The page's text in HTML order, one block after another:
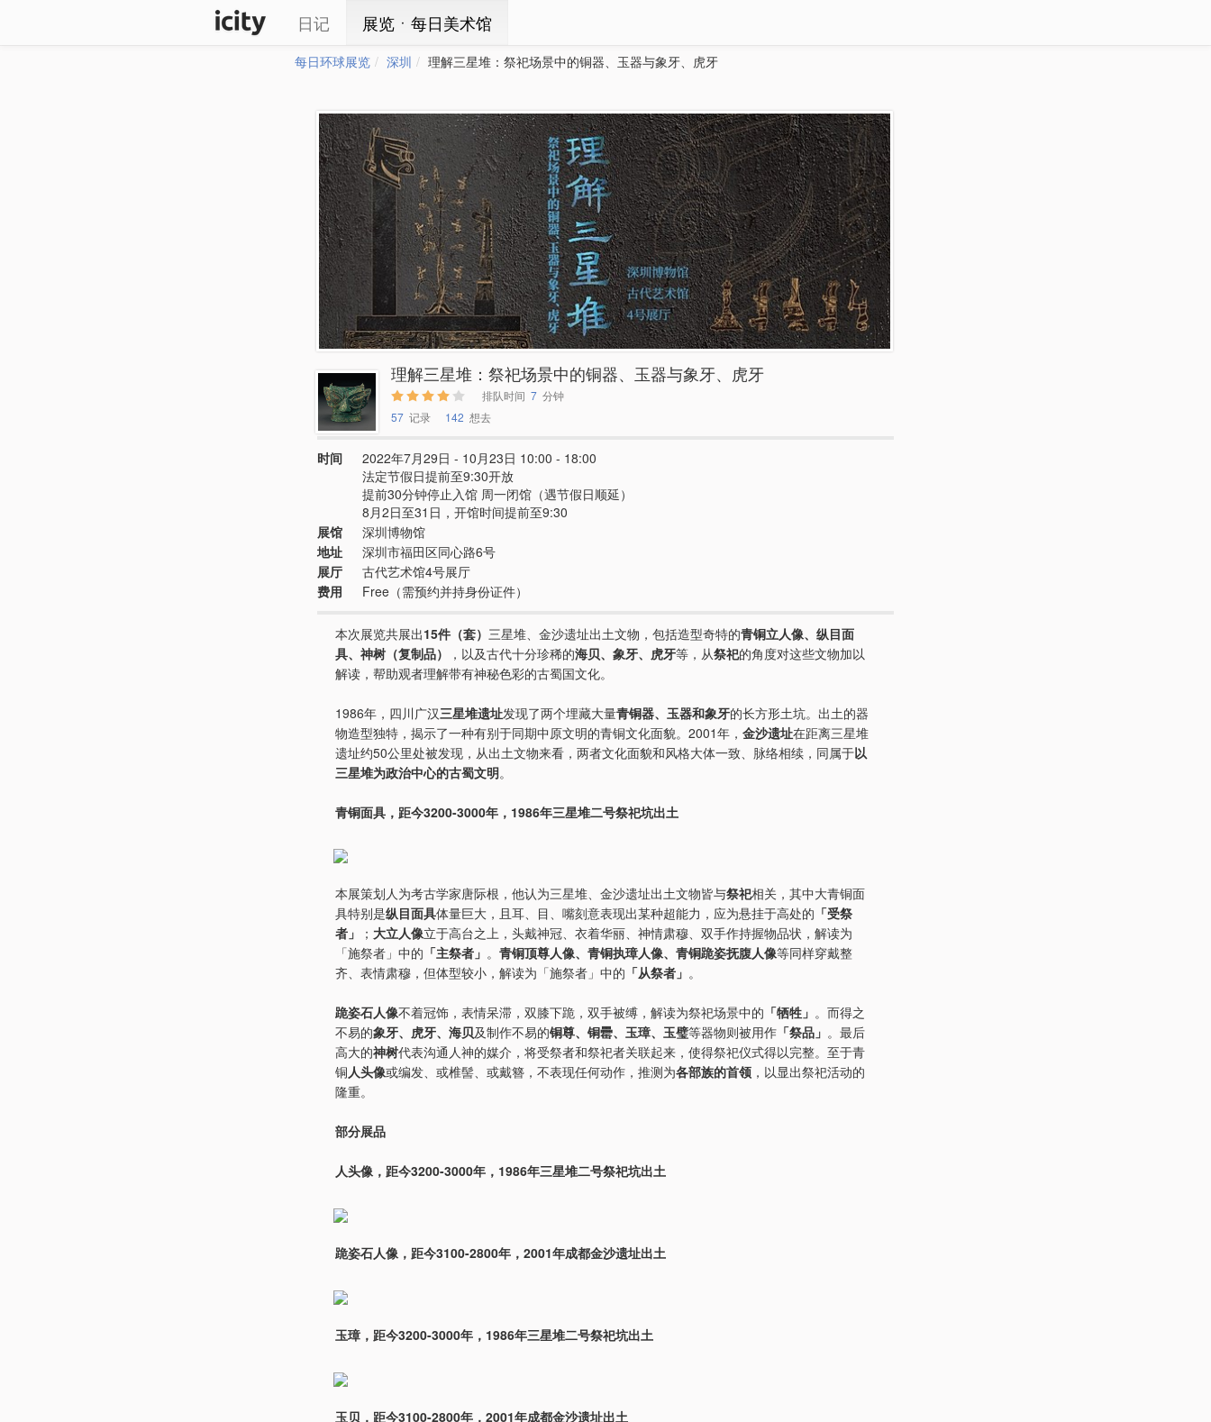
日记 展览ㆍ每日美术馆
每日环球展览 深圳 理解三星堆：祭祀场景中的铜器、玉器与象牙、虎牙
理解三星堆：祭祀场景中的铜器、玉器与象牙、虎牙
排队时间 7 分钟
57 记录 142 想去
时间
2022年7月29日 - 10月23日 10:00 - 18:00
法定节假日提前至9:30开放
提前30分钟停止入馆 周一闭馆（遇节假日顺延）
8月2日至31日，开馆时间提前至9:30
展馆
深圳博物馆
地址
深圳市福田区同心路6号
展厅
古代艺术馆4号展厅
费用
Free（需预约并持身份证件）
本次展览共展出15件（套） 三星堆、金沙遗址出土文物，包括造型奇特的青铜立人像、纵目面
具、神树（复制品）
，以及古代十分珍稀的海贝、象牙、虎牙等，从祭祀的角度对这些文物加以
解读，帮助观者理解带有神秘色彩的古蜀国文化。
1986年，四川广汉三星堆遗址发现了两个埋藏大量青铜器、玉器和象牙的长方形土坑。出土的器
物造型独特，揭示了一种有别于同期中原文明的青铜文化面貌。2001年， 金沙遗址在距离三星堆
遗址约50公里处被发现，从出土文物来看，两者文化面貌和风格大体一致、脉络相续，同属于以
三星堆为政治中心的古蜀文明。
青铜面具，距今3200-3000年，1986年三星堆二号祭祀坑出土
本展策划人为考古学家唐际根，他认为三星堆、金沙遗址出土文物皆与祭祀相关，其中大青铜面
具特别是纵目面具体量巨大，且耳、目、嘴刻意表现出某种超能力，应为悬挂于高处的 「受祭
者」
； 大立人像立于高台之上，头戴神冠、衣着华丽、神情肃穆、双手作持握物品状，解读为
「施祭者」中的 「主祭者」 。 青铜顶尊人像、青铜执璋人像、青铜跪姿抚腹人像等同样穿戴整
齐、表情肃穆，但体型较小，解读为「施祭者」中的 「从祭者」 。
跪姿石人像不着冠饰，表情呆滞，双膝下跪，双手被缚，解读为祭祀场景中的 「牺牲」 。而得之
不易的象牙、虎牙、海贝及制作不易的铜尊、铜罍、玉璋、玉璧等器物则被用作 「祭品」 。最后
高大的神树代表沟通人神的媒介，将受祭者和祭祀者关联起来，使得祭祀仪式得以完整。至于青
铜人头像或编发、或椎髻、或戴簪，不表现任何动作，推测为各部族的首领 ，以显出祭祀活动的
隆重。
部分展品
人头像，距今3200-3000年，1986年三星堆二号祭祀坑出土
跪姿石人像，距今3100-2800年，2001年成都金沙遗址出土
玉璋，距今3200-3000年，1986年三星堆二号祭祀坑出土
玉贝，距今3100-2800年，2001年成都金沙遗址出土